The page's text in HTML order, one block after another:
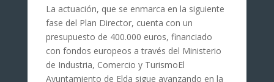
La actuación, que se enmarca en la siguiente
fase del Plan Director, cuenta con un
presupuesto de 400.000 euros, financiado
con fondos europeos a través del Ministerio
de Industria, Comercio y TurismoEl
Ayuntamiento de Elda sigue avanzando en la